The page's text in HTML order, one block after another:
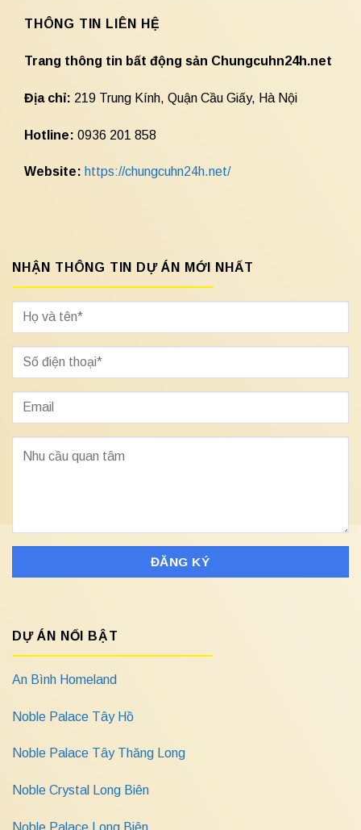
THÔNG TIN LIÊN HỆ
Trang thông tin bất động sản Chungcuhn24h.net
Địa chỉ: 219 Trung Kính, Quận Cầu Giấy, Hà Nội
Hotline: 0936 201 858
Website: https://chungcuhn24h.net/
NHẬN THÔNG TIN DỰ ÁN MỚI NHẤT
DỰ ÁN NỔI BẬT
An Bình Homeland
Noble Palace Tây Hồ
Noble Palace Tây Thăng Long
Noble Crystal Long Biên
Noble Palace Long Biên